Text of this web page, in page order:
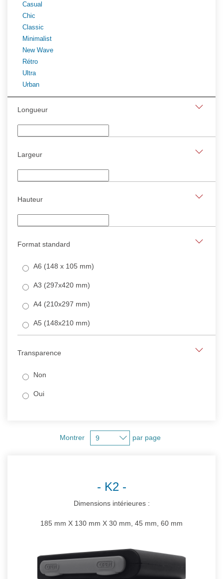
Casual
Chic
Classic
Minimalist
New Wave
Rétro
Ultra
Urban
Longueur
Largeur
Hauteur
Format standard
A6 (148 x 105 mm)
A3 (297x420 mm)
A4 (210x297 mm)
A5 (148x210 mm)
Transparence
Non
Oui
Montrer par page
K2
Dimensions intérieures :
185 mm X 130 mm X 30 mm, 45 mm, 60 mm